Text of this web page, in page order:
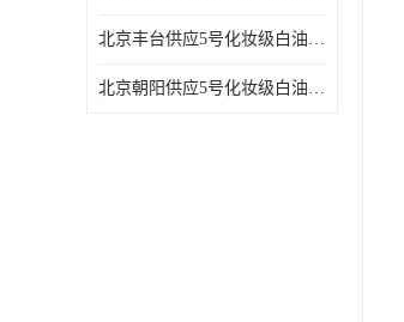
北京丰台供应5号化妆级白油纤维与织物柔软光亮
北京朝阳供应5号化妆级白油纺织时的润滑剂